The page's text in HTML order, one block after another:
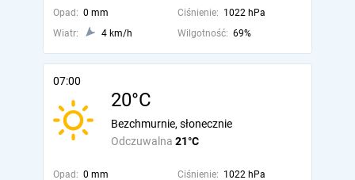
Opad: 0 mm Ciśnienie: 1022 hPa
Wiatr:
4 km/h Wilgotność: 69%
07:00
20°C
Odczuwalna 21°C
Bezchmurnie, słonecznie
Opad: 0 mm Ciśnienie: 1022 hPa